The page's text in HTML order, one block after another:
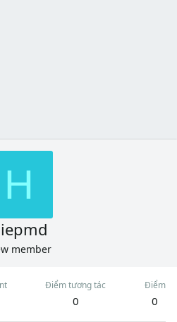
H
member
Điểm tương tác
0
Điểm
0